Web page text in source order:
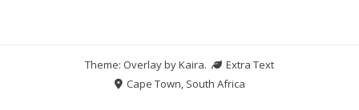
Theme: Overlay byKaira.
Extra Text
Cape Town, South Africa